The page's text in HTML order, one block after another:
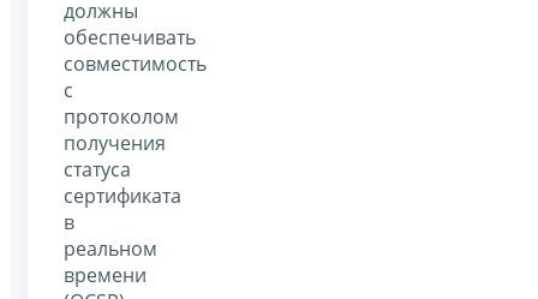
должны
обеспечивать
совместимость
с
протоколом
получения
статуса
сертификата
в
реальном
времени